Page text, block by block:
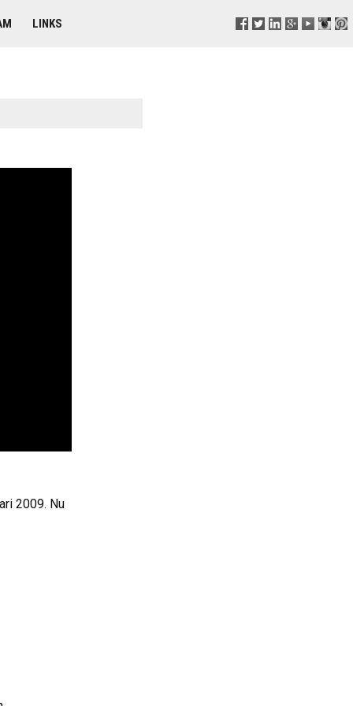
LINKS
2009. Nu